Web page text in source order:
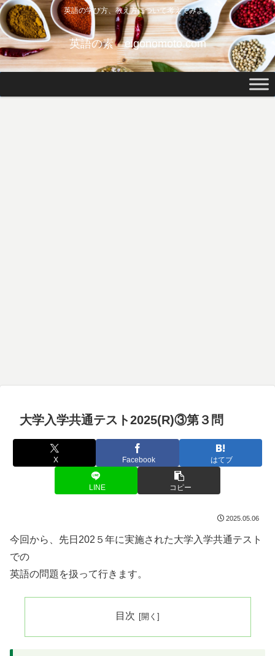
英語の学び方、教え方について考えてみよう
英語の素 eigonomoto.com
大学入学共通テスト2025(R)③第３問
X Facebook はてブ
LINE コピー
2025.05.06
今回から、先日202５年に実施された大学入学共通テスト
での
英語の問題を扱って行きます。
目次